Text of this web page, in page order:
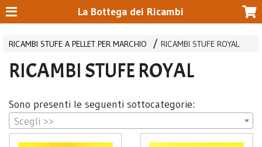
La Bottega dei Ricambi
RICAMBI STUFE A PELLET PER MARCHIO RICAMBI STUFE ROYAL
RICAMBI STUFE ROYAL
Sono presenti le seguenti sottocategorie:
Scegli >>